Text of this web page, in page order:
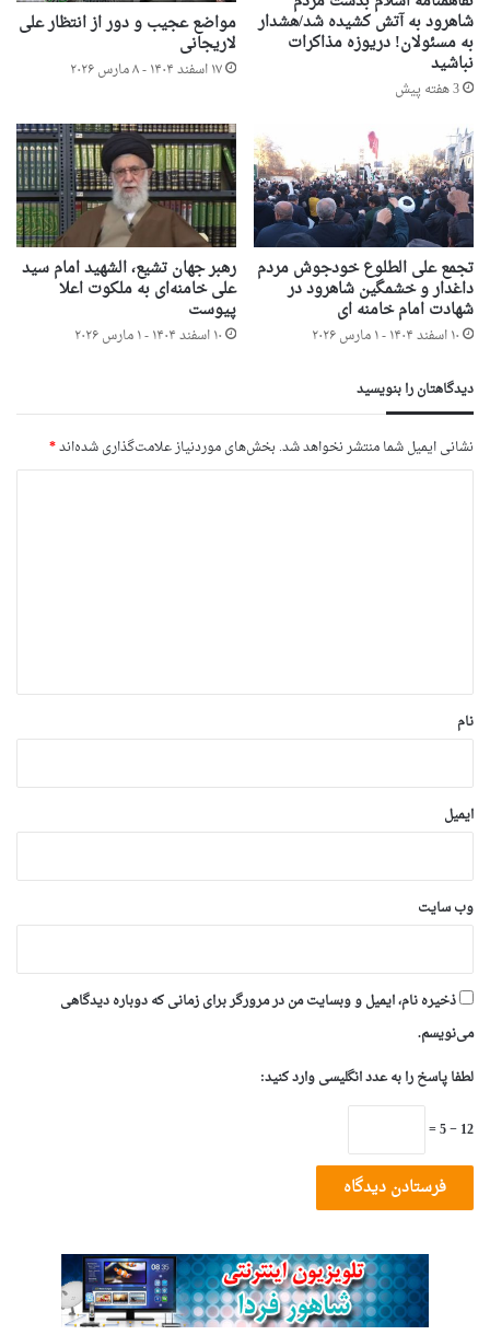
شاهرود به آتش کشیده شد/هشدار
به مسئولان! دریوزه مذاکرات
نباشید
3 هفته پیش
مواضع عجیب و دور از انتظار علی
لاریجانی
۱۷ اسفند ۱۴۰۴ - ۸ مارس ۲۰۲۶
تجمع علی الطلوع خودجوش مردم
داغدار و خشمگین شاهرود در
شهادت امام خامنه ای
۱۰ اسفند ۱۴۰۴ - ۱ مارس ۲۰۲۶
رهبر جهان تشیع، الشهید امام سید
علی خامنه‌ای به ملکوت اعلا
پیوست
۱۰ اسفند ۱۴۰۴ - ۱ مارس ۲۰۲۶
دیدگاهتان را بنویسید
نشانی ایمیل شما منتشر نخواهد شد.بخش‌های موردنیاز علامت‌گذاری شده‌اند*
نام
ایمیل
وب‌ سایت
ذخیره نام، ایمیل و وبسایت من در مرورگر برای زمانی که دوباره دیدگاهی
می‌نویسم.
لطفا پاسخ را به عدد انگلیسی وارد کنید:
12 − 5 =